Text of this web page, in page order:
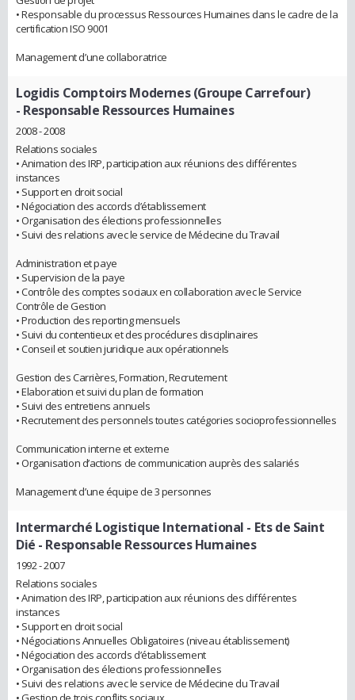
• Responsable du processus Ressources Humaines dans le cadre de la
certification ISO 9001
Management d’une collaboratrice
Logidis Comptoirs Modernes (Groupe Carrefour)
- Responsable Ressources Humaines
2008 - 2008
Relations sociales
• Animation des IRP, participation aux réunions des différentes
instances
• Support en droit social
• Négociation des accords d’établissement
• Organisation des élections professionnelles
• Suivi des relations avec le service de Médecine du Travail
Administration et paye
• Supervision de la paye
• Contrôle des comptes sociaux en collaboration avec le Service
Contrôle de Gestion
• Production des reporting mensuels
• Suivi du contentieux et des procédures disciplinaires
• Conseil et soutien juridique aux opérationnels
Gestion des Carrières, Formation, Recrutement
• Elaboration et suivi du plan de formation
• Suivi des entretiens annuels
• Recrutement des personnels toutes catégories socioprofessionnelles
Communication interne et externe
• Organisation d’actions de communication auprès des salariés
Management d’une équipe de 3 personnes
Intermarché Logistique International - Ets de Saint
Dié - Responsable Ressources Humaines
1992 - 2007
Relations sociales
• Animation des IRP, participation aux réunions des différentes
instances
• Support en droit social
• Négociations Annuelles Obligatoires (niveau établissement)
• Négociation des accords d’établissement
• Organisation des élections professionnelles
• Suivi des relations avec le service de Médecine du Travail